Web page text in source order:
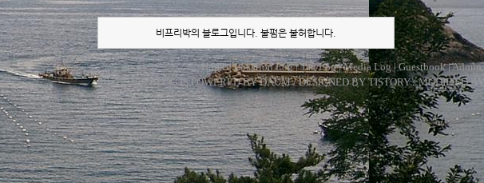
비프리박의 블로그입니다. 불펌은 불허합니다.
Home|Location Log|Tag Log|Media Log|Guestbook|Admin
비프리박's BLOG IS POWERED BYDAUM/ DESIGNED BYTISTORY/ MODIFIED BY